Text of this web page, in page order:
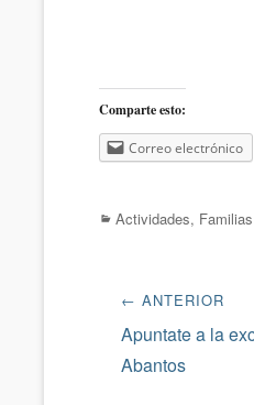
Comparte esto:
Correo electrónico
Categorías
Actividades, Familias
Navegación
de
entradas
← ANTERIOR
Entrada
anterior:
Apuntate a la
Abantos